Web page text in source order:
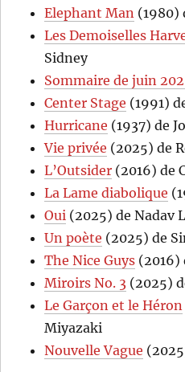
Elephant Man (1980)
Les Demoiselles
Sidney
Sommaire de juin
Center Stage (1991)
Hurricane (1937) de
Vie privée (2025) de
L’Outsider (2016) de
La Lame diabolique
Oui (2025) de Nadav
Un poète (2025) de
The Nice Guys (2016)
Miroirs No. 3 (2025)
Le Garçon et le Héron
Miyazaki
Nouvelle Vague